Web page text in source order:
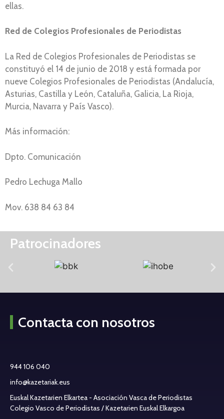
ellas.
Red de Colegios Profesionales de Periodistas
La Red de Colegios Profesionales de Periodistas se
constituyó el 14 de junio de 2018 y está formada por
nueve Colegios Profesionales de Periodistas (Andalucía,
Asturias, Castilla y León, Cataluña, Galicia, La Rioja,
Murcia, Navarra y País Vasco).
Más información:
Dpto. Comunicación
Pedro Lechuga Mallo
Mov. 638 84 63 84
Patrocinadores
Contacta con nosotros
944 106 040
info@kazetariak.eus
Euskal Kazetarien Elkartea - Asociación Vasca de Periodistas
Colegio Vasco de Periodistas / Kazetarien Euskal Elkargoa